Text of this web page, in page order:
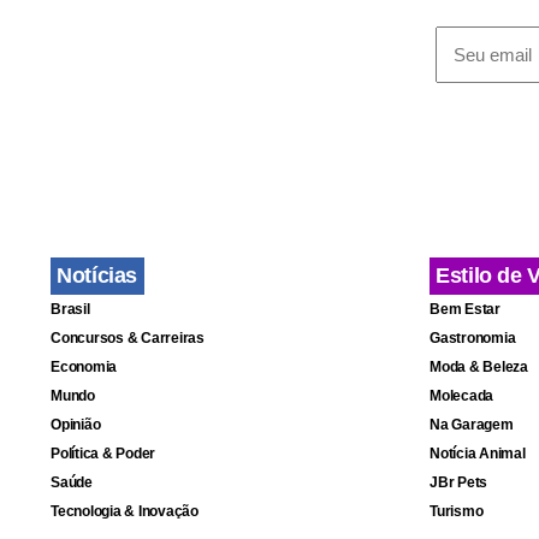
rádios
Para o
durante a
como
quer, na
Notícias
Brasil
Concursos & Carreiras
Economia
Mundo
Opinião
Política & Poder
Saúde
Tecnologia & Inovação
Estilo de
Bem Estar
Gastronomia
Moda & Beleza
Molecada
Na Garagem
Notícia Animal
JBr Pets
Turismo